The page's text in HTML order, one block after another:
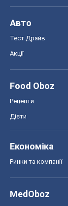
Авто
Тест Драйв
Акції
Food Oboz
Рецепти
Дієти
Економіка
Ринки та компанії
MedOboz